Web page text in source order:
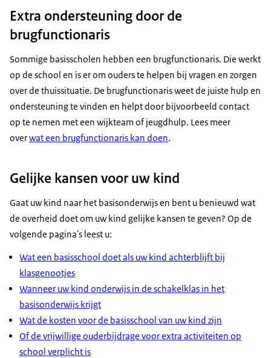
Extra ondersteuning door de
brugfunctionaris
Sommige basisscholen hebben een brugfunctionaris. Die werkt
op de school en is er om ouders te helpen bij vragen en zorgen
over de thuissituatie. De brugfunctionaris weet de juiste hulp en
ondersteuning te vinden en helpt door bijvoorbeeld contact
op te nemen met een wijkteam of jeugdhulp. Lees meer
overwat een brugfunctionaris kan doen.
Gelijke kansen voor uw kind
Gaat uw kind naar het basisonderwijs en bent u benieuwd wat
de overheid doet om uw kind gelijke kansen te geven? Op de
volgende pagina's leest u:
Wat een basisschool doet als uw kind achterblijft bij
klasgenootjes
Wanneer uw kind onderwijs in de schakelklas in het
basisonderwijs krijgt
Wat de kosten voor de basisschool van uw kind zijn
Of de vrijwillige ouderbijdrage voor extra activiteiten op
school verplicht is